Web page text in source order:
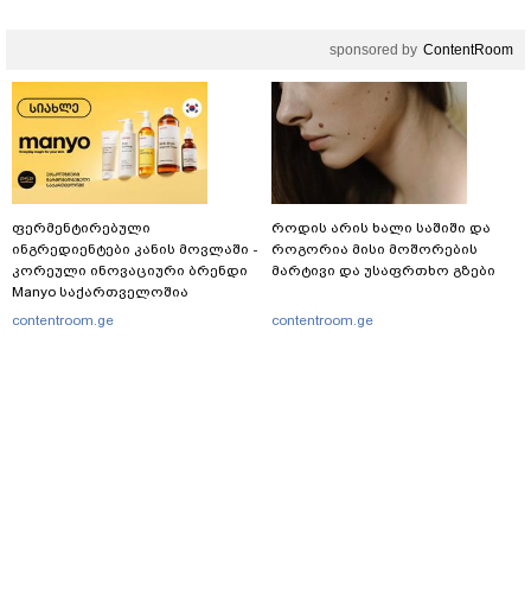
sponsored by ContentRoom
ფერმენტირებული
ინგრედიენტები კანის მოვლაში -
კორეული ინოვაციური ბრენდი
Manyo საქართველოშია
contentroom.ge
როდის არის ხალი საშიში და
როგორია მისი მოშორების
მარტივი და უსაფრთხო გზები
contentroom.ge